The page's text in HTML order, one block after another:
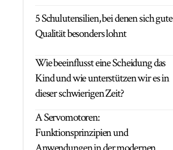
5 Schulutensilien, bei denen sich gute
Qualität besonders lohnt
Wie beeinflusst eine Scheidung das
Kind und wie unterstützen wir es in
dieser schwierigen Zeit?
A Servomotoren:
Funktionsprinzipien und